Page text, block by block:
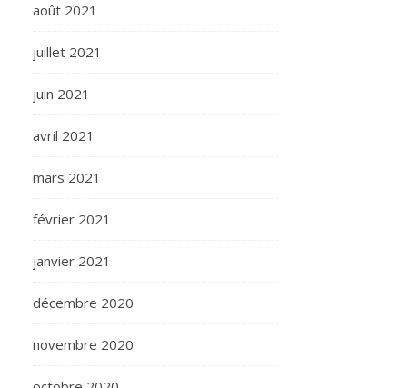
août 2021
juillet 2021
juin 2021
avril 2021
mars 2021
février 2021
janvier 2021
décembre 2020
novembre 2020